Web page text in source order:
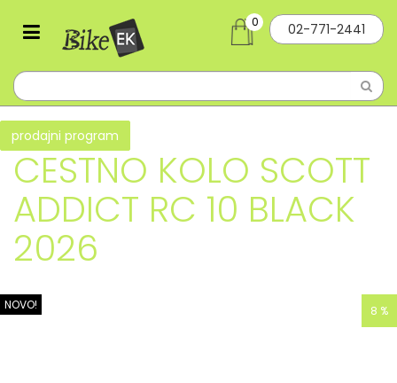
02-771-2441
0
prodajni program
CESTNO KOLO SCOTT
ADDICT RC 10 BLACK
2026
8 %
NOVO!